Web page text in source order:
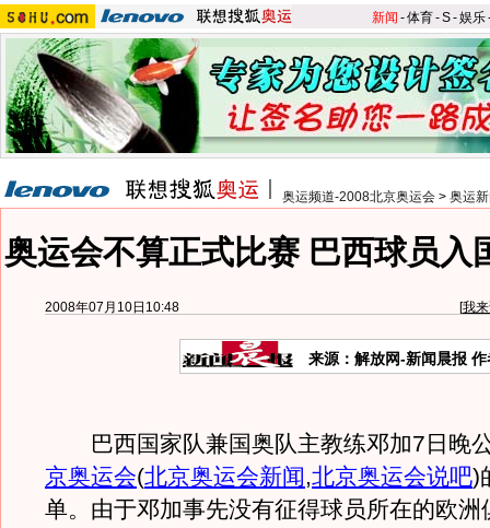
新闻 -体育-S-娱乐
奥运频道-2008北京奥运会 > 奥运
奥运会不算正式比赛 巴西球员入
2008年07月10日10:48 [我
来源：解放网-新闻晨报
巴西国家队兼国奥队主教练邓加7日晚
京奥运会(北京奥运会新闻,北京奥运会说吧)
单。由于邓加事先没有征得球员所在的欧洲